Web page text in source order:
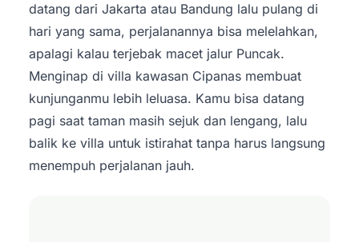
datang dari Jakarta atau Bandung lalu pulang di
hari yang sama, perjalanannya bisa melelahkan,
apalagi kalau terjebak macet jalur Puncak.
Menginap di villa kawasan Cipanas membuat
kunjunganmu lebih leluasa. Kamu bisa datang
pagi saat taman masih sejuk dan lengang, lalu
balik ke villa untuk istirahat tanpa harus langsung
menempuh perjalanan jauh.